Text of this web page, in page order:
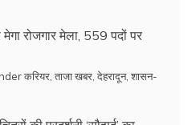
रोजगार मेला, 559 पदों पर
करियर ताजा खबर देहरादून, शासन-